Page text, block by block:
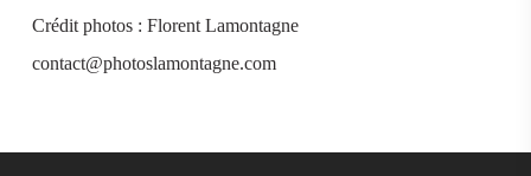
Crédit photos : Florent Lamontagne
contact@photoslamontagne.com